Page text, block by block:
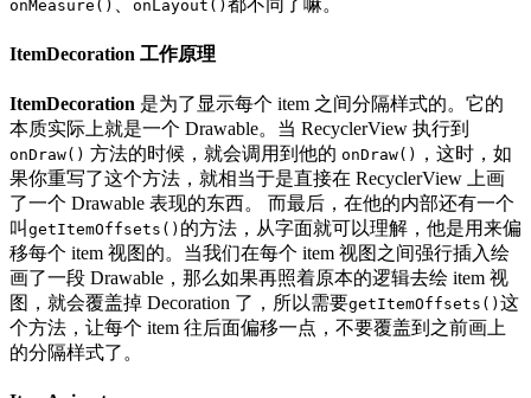
onMeasure() onLayout()
ItemDecoration 工作原理
ItemDecoration 是为了显示每个 item 之间分隔样式的。它的
本质实际上就是一个 Drawable。当 RecyclerView 执行到
onDraw() 方法的时候，就会调用到他的 onDraw()
，这时，如
果你重写了这个方法，就相当于是直接在 RecyclerView 上画
了一个 Drawable 表现的东西。 而最后，在他的内部还有一个
叫 getItemOffsets() 的方法，从字面就可以理解，他是用来偏
移每个 item 视图的。当我们在每个 item 视图之间强行插入绘
画了一段 Drawable，那么如果再照着原本的逻辑去绘 item 视
图，就会覆盖掉 Decoration 了，所以需要getItemOffsets() 这
个方法，让每个 item 往后面偏移一点，不要覆盖到之前画上
的分隔样式了。